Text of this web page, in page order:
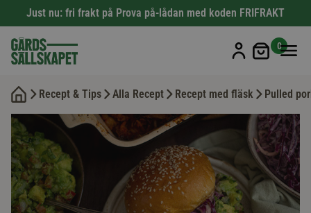
Just nu: fri frakt på Prova på-lådan med koden FRIFRAKT
Min
0
Recept & Tips Alla Recept Recept med fläsk Pulled